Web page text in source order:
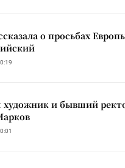
о просьбах
художник и бывший